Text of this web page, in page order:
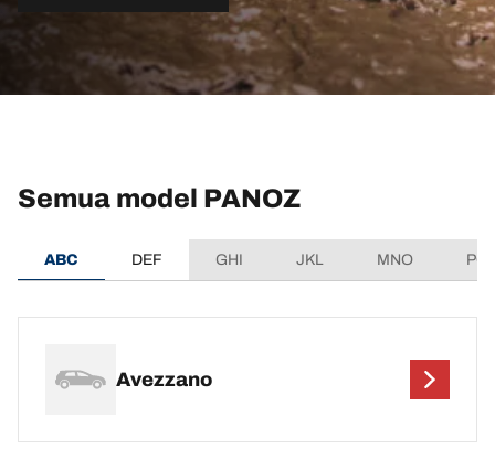
Semua model PANOZ
ABC DEF GHI JKL MNO
Avezzano